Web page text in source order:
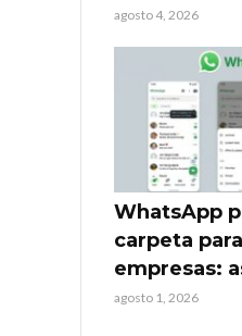
agosto 4, 2026
WhatsApp
carpeta
empresas:
agosto 1, 2026